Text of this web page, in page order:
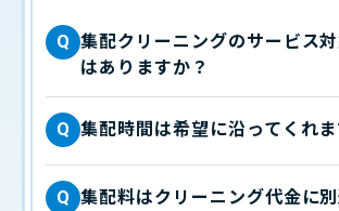
Q 集配クリーニングのサービス
はありますか？
Q 集配時間は希望に沿ってくれま
Q 集配料はクリーニング代金に